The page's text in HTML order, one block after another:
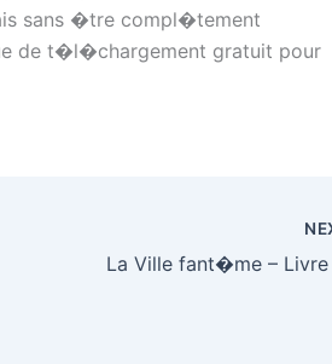
sans �tre compl�tement
de t�l�chargement gratuit pour
La Ville fant�me – Livre